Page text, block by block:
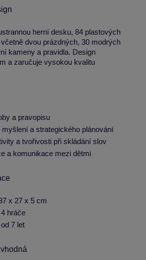
herní desku, 84 plastových
dvou prázdných, 30 modrých
kameny a pravidla. Design
a zaručuje vysokou kvalitu
a pravopisu
myšlení a strategického plánování
a tvořivosti při skládání slov
a komunikace mezi dětmi
x 27 x 5 cm
hráče
od 7 let